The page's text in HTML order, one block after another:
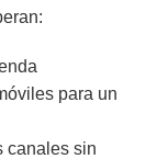
para un
canales sin